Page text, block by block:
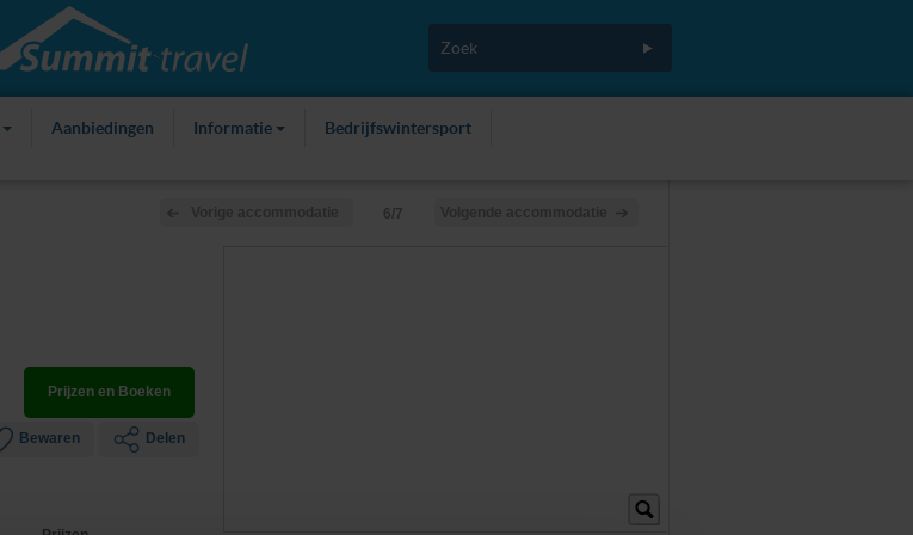
Aanbiedingen Informatie Bedrijfswintersport
6/7
Prijzen en Boeken
Bewaren Delen